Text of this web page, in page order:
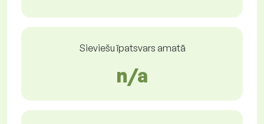
Sieviešu īpatsvars amatā
n/a